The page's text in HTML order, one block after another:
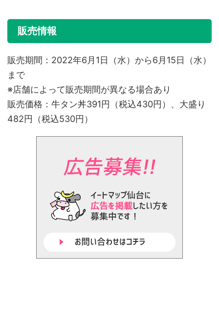
販売情報
販売期間：2022年6月1日（水）から6月15日（水）
まで
※店舗によって販売期間が異なる場合あり
販売価格：牛タン丼391円（税込430円）、大盛り
482円（税込530円）